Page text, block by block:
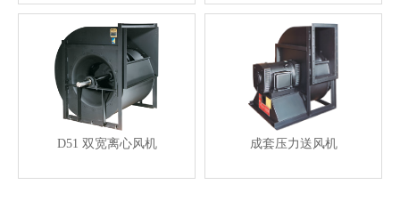
D51 双宽离心风机 成套压力送风机